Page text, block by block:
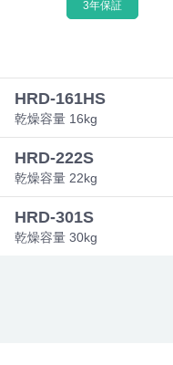
3年保証
HRD-161HS
乾燥容量 16kg
HRD-222S
乾燥容量 22kg
HRD-301S
乾燥容量 30kg